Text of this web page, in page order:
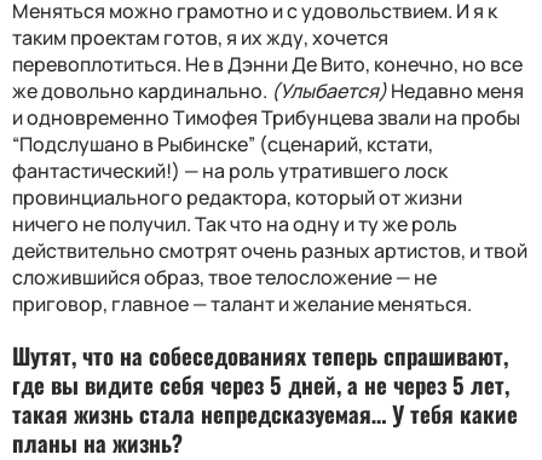
Меняться можно грамотно и с удовольствием. И я к
таким проектам готов, я их жду, хочется
перевоплотиться. Не в Дэнни Де Вито, конечно, но все
же довольно кардинально. (Улыбается)Недавно меня
и одновременно Тимофея Трибунцева звали на пробы
“Подслушано в Рыбинске” (сценарий, кстати,
фантастический!) — на роль утратившего лоск
провинциального редактора, который от жизни
ничего не получил. Так что на одну и ту же роль
действительно смотрят очень разных артистов, и твой
сложившийся образ, твое телосложение — не
приговор, главное — талант и желание меняться.
Шутят, что на собеседованиях теперь спрашивают,
где вы видите себя через 5 дней, а не через 5 лет,
такая жизнь стала непредсказуемая… У тебя какие
планы на жизнь?